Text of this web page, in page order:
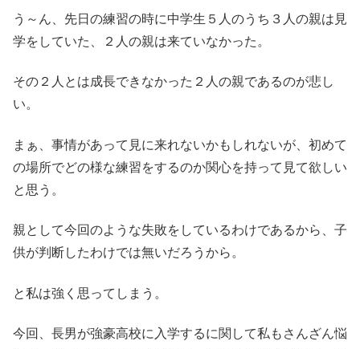
う～ん、先日の練習の時に中学生５人のうち３人の親は見
学をしていた、２人の親は来ていなかった。
その２人とは成長できなかった２人の親であるのが悲し
い。
まぁ、事情があって見に来れないかもしれないが、初めて
の場所でどの様な練習をするのか関心を持って見て欲しい
と思う。
親として今回のような失敗をしているわけであるから、子
供が判断したわけでは無いだろうから。
と私は強く思ってしまう。
今回、長男が強豪高校に入学するに関して私もさんざん悩